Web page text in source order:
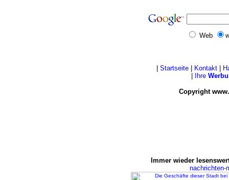
Web
Startseite| Kontakt|
Ihre
Copyright
Immer wieder
nachrichten-